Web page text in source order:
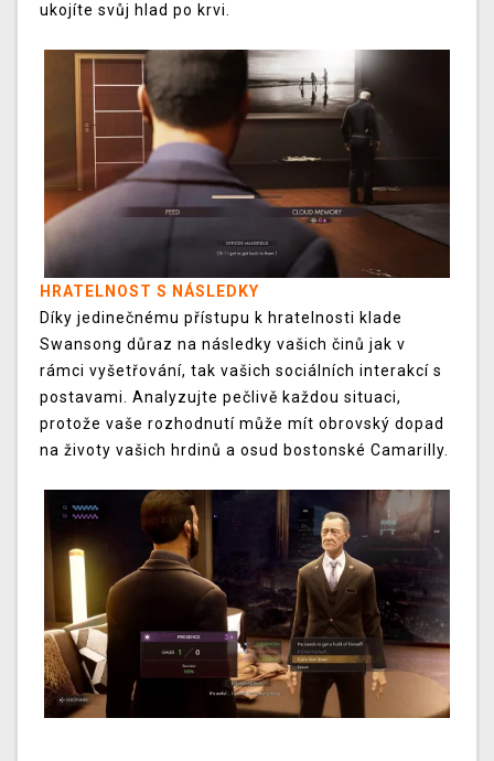
ukojíte svůj hlad po krvi.
HRATELNOST S NÁSLEDKY
Díky jedinečnému přístupu k hratelnosti klade
Swansong důraz na následky vašich činů jak v
rámci vyšetřování, tak vašich sociálních interakcí s
postavami. Analyzujte pečlivě každou situaci,
protože vaše rozhodnutí může mít obrovský dopad
na životy vašich hrdinů a osud bostonské Camarilly.